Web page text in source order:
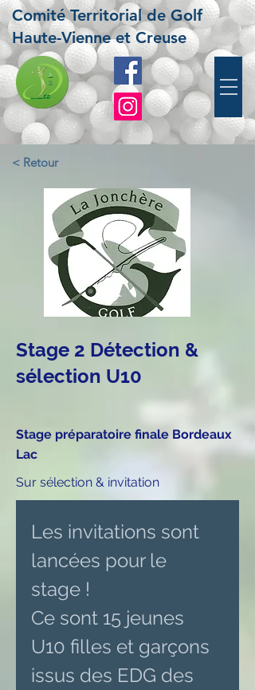
Comité Territorial de Golf
Haute-Vienne et Creuse
< Retour
Stage 2 Détection &
sélection U10
Stage préparatoire finale Bordeaux
Lac
Sur sélection & invitation
Les invitations sont
lancées pour le
stage !
Ce sont 15 jeunes
U10 filles et garçons
issus des EDG des